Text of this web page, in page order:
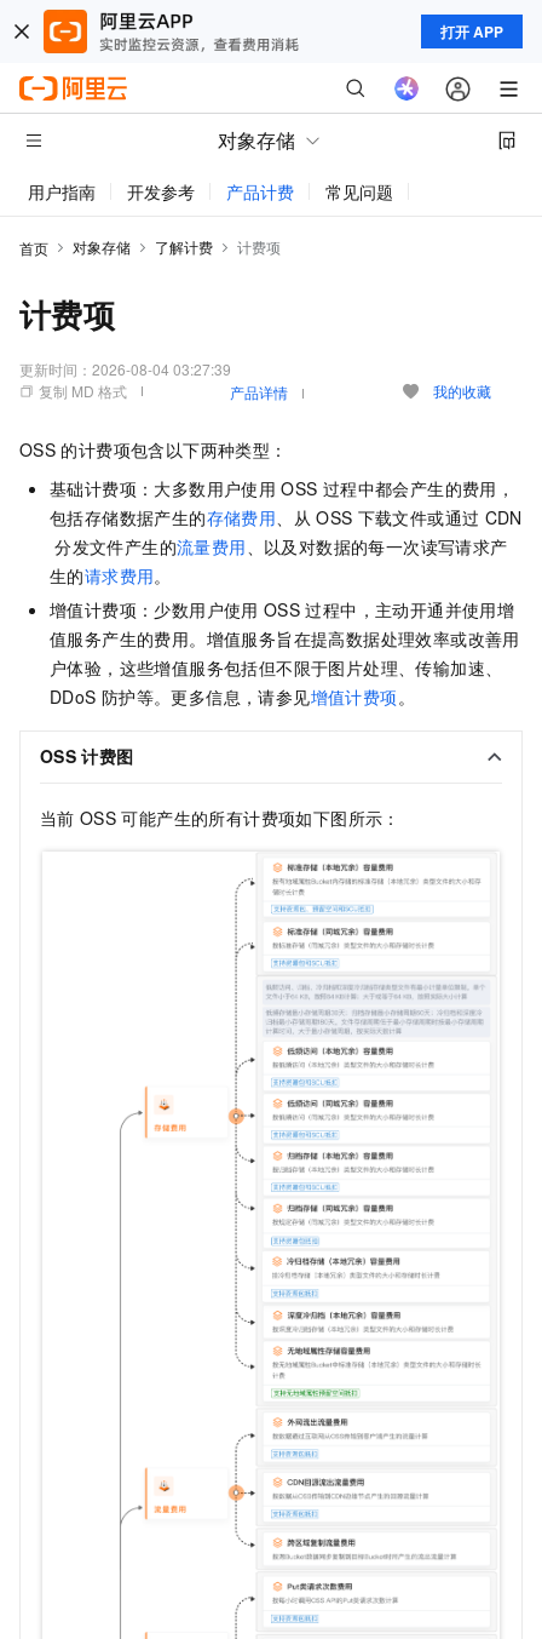
打开 APP
对象存储
用户指南 开发参考 产品计费 常见问题
首页 对象存储 了解计费 计费项
计费项
更新时间： 2026-08-04 03:27:39
复制 MD 格式
产品详情 我的收藏
OSS 的计费项包含以下两种类型：
基础计费项：大多数用户使用 OSS 过程中都会产生的费用，
包括存储数据产生的存储费用、从 OSS 下载文件或通过 CDN
分发文件产生的流量费用、以及对数据的每一次读写请求产
生的请求费用。
增值计费项：少数用户使用 OSS 过程中，主动开通并使用增
值服务产生的费用。增值服务旨在提高数据处理效率或改善用
户体验，这些增值服务包括但不限于图片处理、传输加速、
DDoS 防护等。更多信息，请参见增值计费项。
OSS 计费图
当前 OSS 可能产生的所有计费项如下图所示：